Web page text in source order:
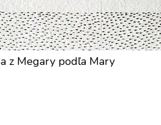
z Megary podľa Mary